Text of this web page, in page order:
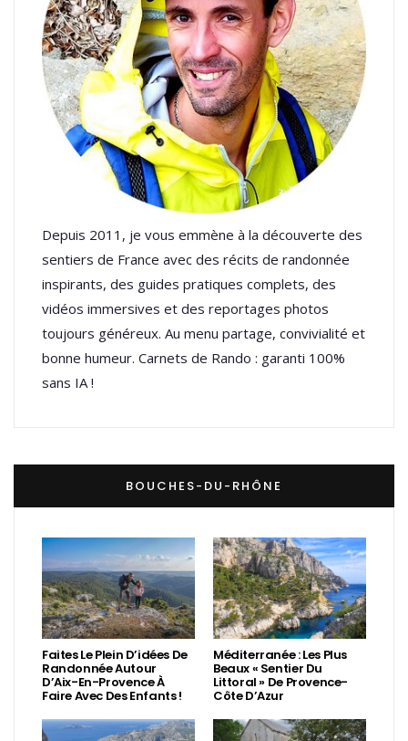
Depuis 2011, je vous emmène à la découverte des
sentiers de France avec des récits de randonnée
inspirants, des guides pratiques complets, des
vidéos immersives et des reportages photos
toujours généreux. Au menu partage, convivialité et
bonne humeur. Carnets de Rando : garanti 100%
sans IA !
BOUCHES-DU-RHÔNE
Faites Le Plein D’idées De
Randonnée Autour
D’Aix-En-Provence À
Faire Avec Des Enfants !
Méditerranée : Les Plus
Beaux « Sentier Du
Littoral » De Provence-
Côte D’Azur